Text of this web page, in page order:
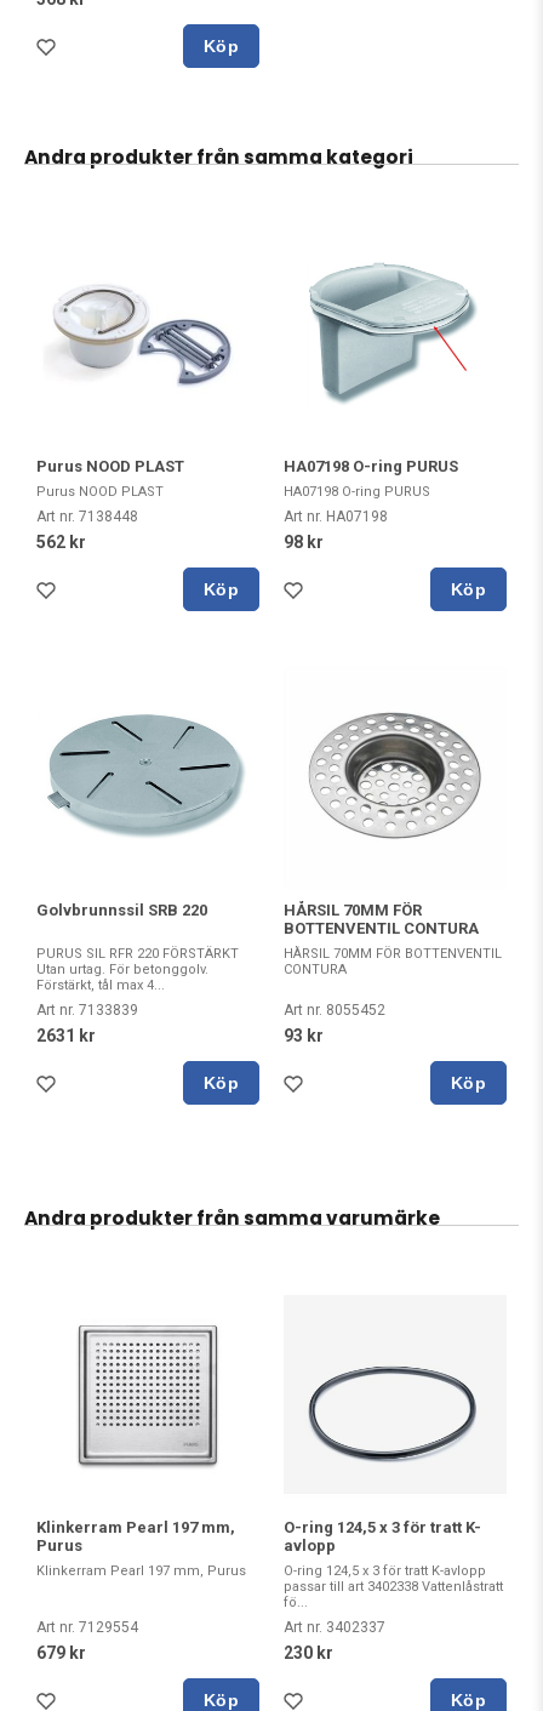
Köp
Andra produkter från samma kategori
Purus NOOD PLAST
Purus NOOD PLAST
Art nr. 7138448
562 kr
Köp
HA07198 O-ring PURUS
HA07198 O-ring PURUS
Art nr. HA07198
98 kr
Köp
Golvbrunnssil SRB 220
PURUS SIL RFR 220 FÖRSTÄRKT
Utan urtag. För betonggolv.
Förstärkt, tål max 4...
Art nr. 7133839
2631 kr
Köp
HÅRSIL 70MM FÖR
BOTTENVENTIL CONTURA
HÅRSIL 70MM FÖR BOTTENVENTIL
CONTURA
Art nr. 8055452
93 kr
Köp
Andra produkter från samma varumärke
Klinkerram Pearl 197 mm,
Purus
Klinkerram Pearl 197 mm, Purus
Art nr. 7129554
679 kr
Köp
O-ring 124,5 x 3 för tratt K-
avlopp
O-ring 124,5 x 3 för tratt K-avlopp
passar till art 3402338 Vattenlåstratt
fö...
Art nr. 3402337
230 kr
Köp